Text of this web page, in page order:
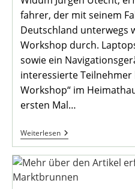
fahrer, der mit seinem
Deutschland unterwegs
Workshop durch.
sowie ein
interessierte Teilnehmer
Workshop“ im
ersten Mal…
WeiterlesenWorkshop
„Radroutenplanung
Am
Computer
Tablet“